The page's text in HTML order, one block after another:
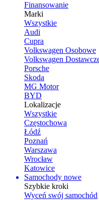
Finansowanie
Marki
Wszystkie
Audi
Cupra
Volkswagen Osobowe
Volkswagen
Porsche
Skoda
MG Motor
BYD
Lokalizacje
Wszystkie
Częstochowa
Łódź
Poznań
Warszawa
Wrocław
Katowice
Samochody nowe
Szybkie kroki
Wyceń swój samochód